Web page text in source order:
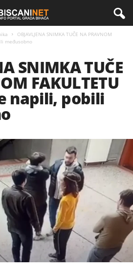
OBJAVLJENA SNIMKA TUČE NA PRAVNOM
međusobno
SNIMKA TUČE
FAKULTETU
napili, pobili